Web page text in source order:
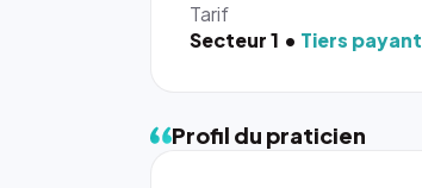
Tarif
Secteur 1
Tiers payant
Profil du praticien